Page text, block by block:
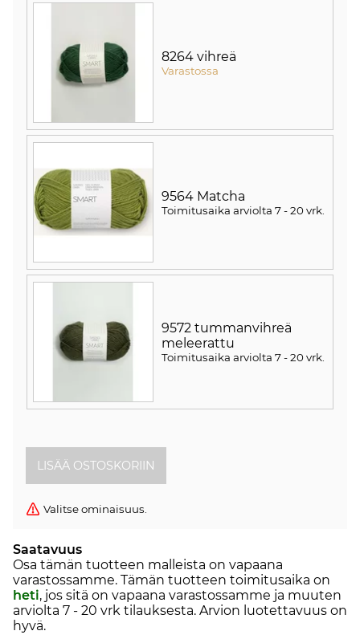
8264 vihreä
Varastossa
9564 Matcha
Toimitusaika arviolta 7 - 20 vrk
9572 tummanvihreä
meleerattu
Toimitusaika arviolta 7 - 20 vrk.
Valitse ominaisuus.
Saatavuus
Osa tämän tuotteen malleista on vapaana
varastossamme. Tämän tuotteen toimitusaika on
heti, jos sitä on vapaana varastossamme ja muuten
arviolta 7 - 20 vrk tilauksesta. Arvion luotettavuus on
hyvä.